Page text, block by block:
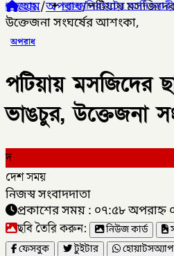
আদিতমারী থানা পুলিশের বিশেষ
হোম/অপরাধ/পটিয়ায়
উক্তেজনা সংঘর্ষের আশংকা,
অপরাধ
পটিয়ায় মসজিদের
ভাঙচুর, উক্তেজনা
দ
দেশ সময়
নিজস্ব সংবাদদাতা
প্রকাশের সময় : ০৭:৫৮ অপরাহ্ন
ছবি তৈরি করুন: নিউজ কার্ড
ফেসবুক
টুইটার হোয়াটসঅ্যাপ